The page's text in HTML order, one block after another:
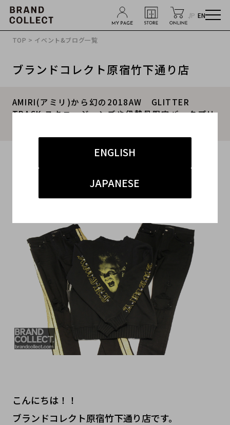
JP EN
ENGLISH
JAPANESE
TOP > イベント&ブログ一覧
ブランドコレクト原宿竹下通り店
AMIRI(アミリ)から幻の2018AW GLITTER
TRACK スキニージーンズや伊勢丹限定バックプリ
#原宿竹下通り
こんにちは！！
ブランドコレクト原宿竹下通り店です。